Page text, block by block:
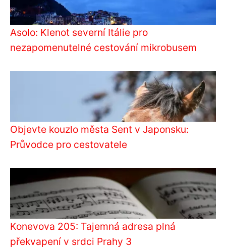
Asolo: Klenot severní Itálie pro
nezapomenutelné cestování mikrobusem
Objevte kouzlo města Sent v Japonsku:
Průvodce pro cestovatele
Konevova 205: Tajemná adresa plná
překvapení v srdci Prahy 3